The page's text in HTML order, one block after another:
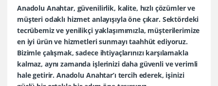
Anadolu Anahtar, güvenilirlik, kalite, hızlı çözümler ve
müşteri odaklı hizmet anlayışıyla öne çıkar. Sektördeki
tecrübemiz ve yenilikçi yaklaşımımızla, müşterilerimize
en iyi ürün ve hizmetleri sunmayı taahhüt ediyoruz.
Bizimle çalışmak, sadece ihtiyaçlarınızı karşılamakla
kalmaz, aynı zamanda işlerinizi daha güvenli ve verimli
hale getirir. Anadolu Anahtar’ı tercih ederek, işinizi